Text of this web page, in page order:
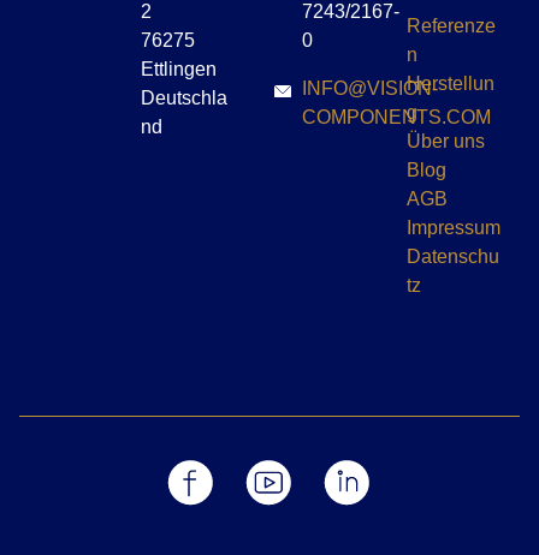
2
76275
Ettlingen
Deutschla
nd
7243/2167-
0
INFO@VISION-
COMPONENTS.COM
Referenze
n
Herstellun
g
Über uns
Blog
AGB
Impressum
Datenschu
tz